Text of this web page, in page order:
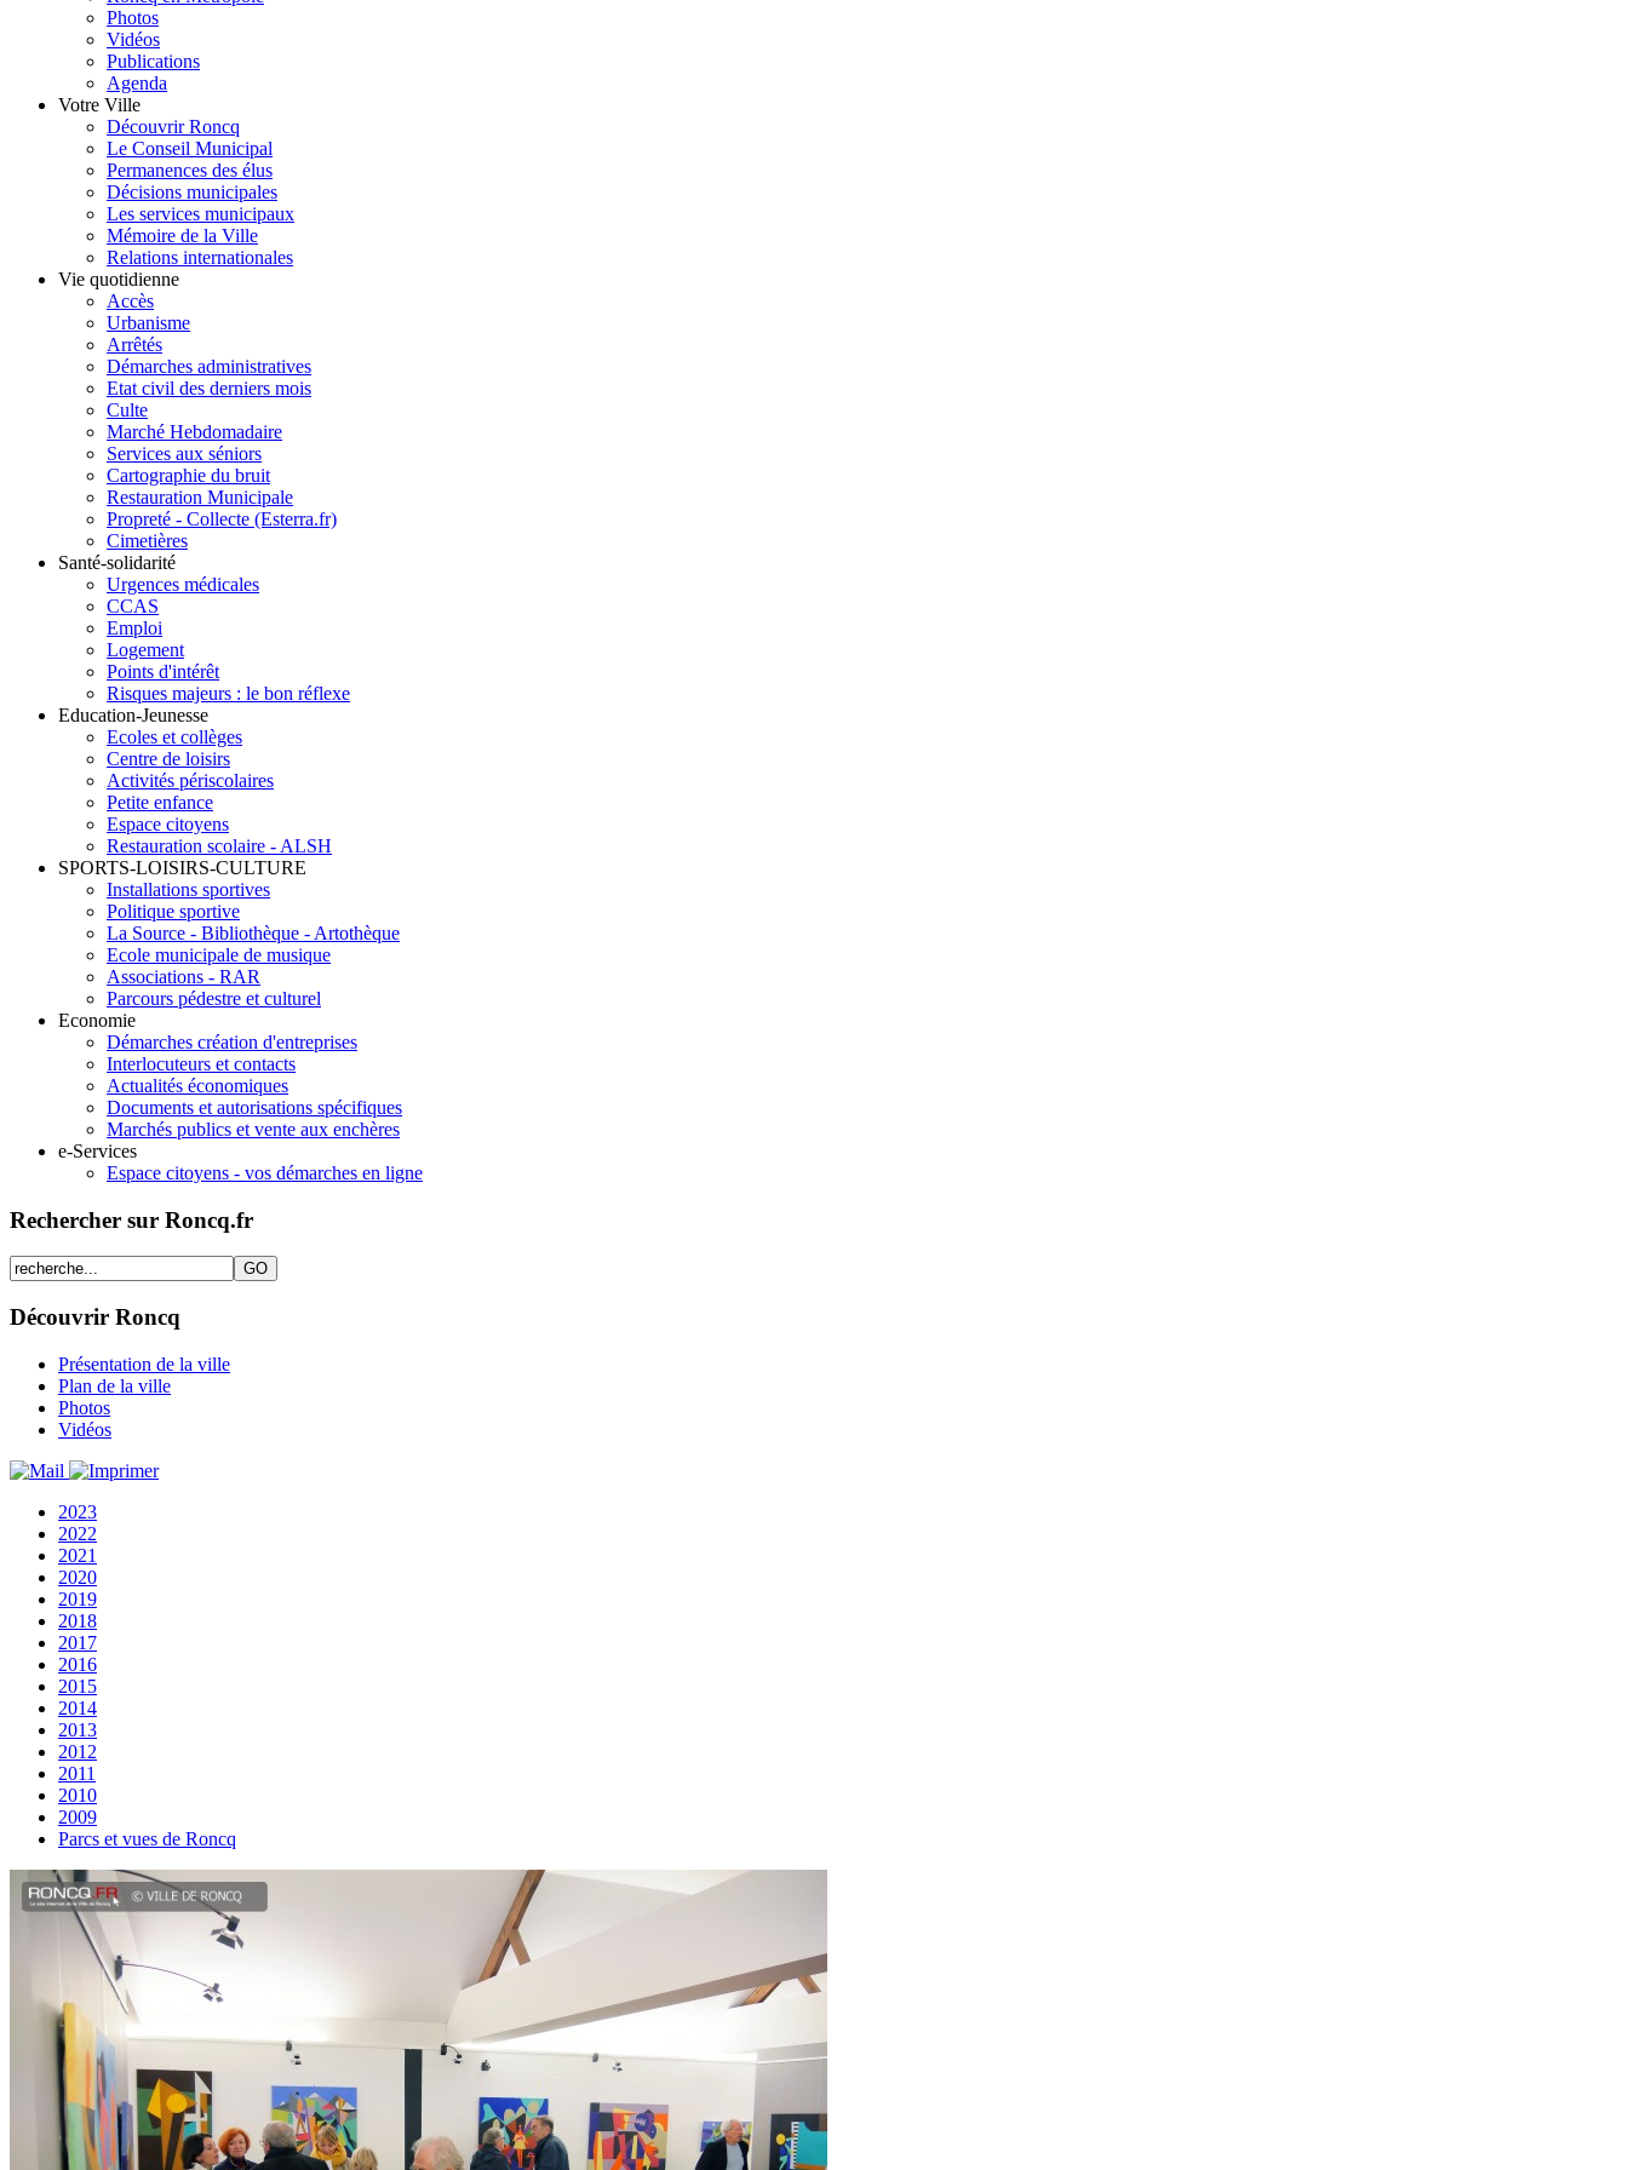
Photos
Vidéos
Publications
Agenda
Votre Ville
Découvrir Roncq
Le Conseil Municipal
Permanences des élus
Décisions municipales
Les services municipaux
Mémoire de la Ville
Relations internationales
Vie quotidienne
Accès
Urbanisme
Arrêtés
Démarches administratives
Etat civil des derniers mois
Culte
Marché Hebdomadaire
Services aux séniors
Cartographie du bruit
Restauration Municipale
Propreté - Collecte (Esterra.fr)
Cimetières
Santé-solidarité
Urgences médicales
CCAS
Emploi
Logement
Points d'intérêt
Risques majeurs : le bon réflexe
Education-Jeunesse
Ecoles et collèges
Centre de loisirs
Activités périscolaires
Petite enfance
Espace citoyens
Restauration scolaire - ALSH
SPORTS-LOISIRS-CULTURE
Installations sportives
Politique sportive
La Source - Bibliothèque - Artothèque
Ecole municipale de musique
Associations - RAR
Parcours pédestre et culturel
Economie
Démarches création d'entreprises
Interlocuteurs et contacts
Actualités économiques
Documents et autorisations spécifiques
Marchés publics et vente aux enchères
e-Services
Espace citoyens - vos démarches en ligne
Rechercher sur Roncq.fr
Découvrir Roncq
Présentation de la ville
Plan de la ville
Photos
Vidéos
2023
2022
2021
2020
2019
2018
2017
2016
2015
2014
2013
2012
2011
2010
2009
Parcs et vues de Roncq